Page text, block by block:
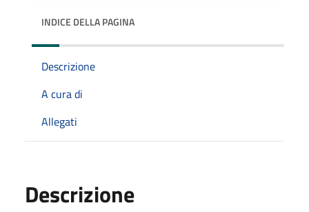
INDICE DELLA PAGINA
Descrizione
A cura di
Allegati
Descrizione